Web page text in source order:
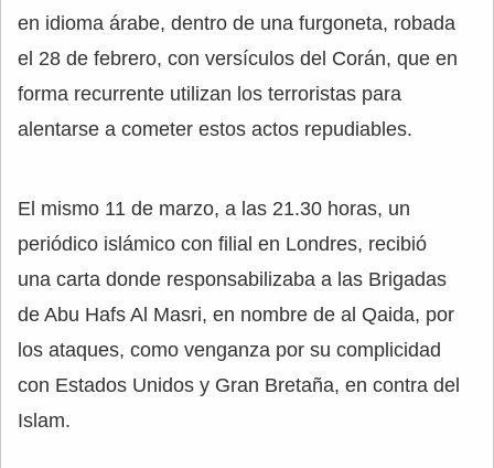
en idioma árabe, dentro de una furgoneta, robada
el 28 de febrero, con versículos del Corán, que en
forma recurrente utilizan los terroristas para
alentarse a cometer estos actos repudiables.
El mismo 11 de marzo, a las 21.30 horas, un
periódico islámico con filial en Londres, recibió
una carta donde responsabilizaba a las Brigadas
de Abu Hafs Al Masri, en nombre de al Qaida, por
los ataques, como venganza por su complicidad
con Estados Unidos y Gran Bretaña, en contra del
Islam.